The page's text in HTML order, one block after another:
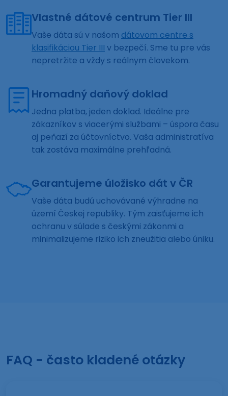
Vlastné dátové centrum Tier III
Vaše dáta sú v našom dátovom centre s
klasifikáciou Tier III v bezpečí. Sme tu pre vás
nepretržite a vždy s reálnym človekom.
Hromadný daňový doklad
Jedna platba, jeden doklad. Ideálne pre
zákazníkov s viacerými službami – úspora času
aj peňazí za účtovníctvo. Vaša administratíva
tak zostáva maximálne prehľadná.
Garantujeme úložisko dát v ČR
Vaše dáta budú uchovávané výhradne na
území Českej republiky. Tým zaisťujeme ich
ochranu v súlade s českými zákonmi a
minimalizujeme riziko ich zneužitia alebo úniku.
FAQ - často kladené otázky